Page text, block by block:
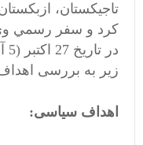
تاجيکستان،
کرد و سفر رسمي
زیر به بررسی
اهداف سیاسی: